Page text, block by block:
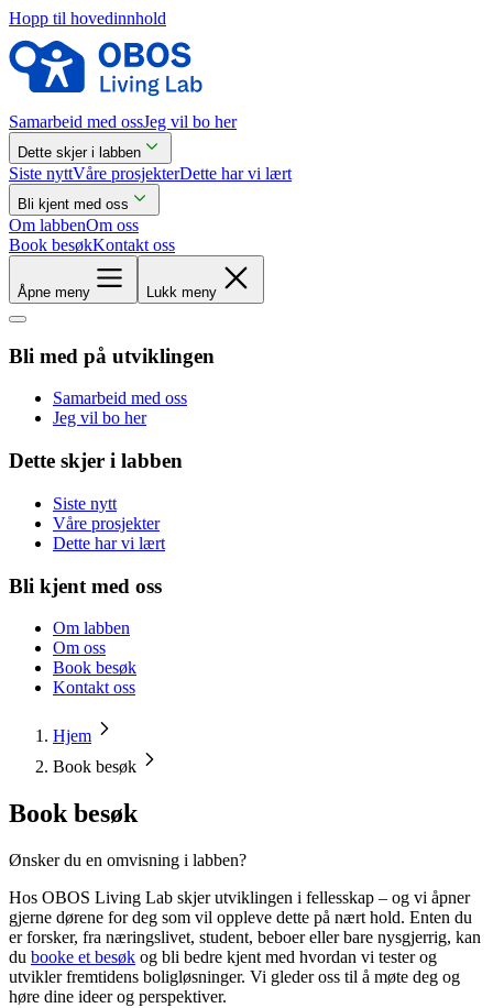
Hopp til hovedinnhold
Samarbeid med ossJeg vil bo her
Dette skjer i labben
Siste nyttVåre prosjekterDette har vi lært
Bli kjent med oss
Om labbenOm oss
Book besøkKontakt oss
Åpne meny Lukk meny
Bli med på utviklingen
Samarbeid med oss
Jeg vil bo her
Dette skjer i labben
Siste nytt
Våre prosjekter
Dette har vi lært
Bli kjent med oss
Om labben
Om oss
Book besøk
Kontakt oss
Hjem
Book besøk
Book besøk
Ønsker du en omvisning i labben?
Hos OBOS Living Lab skjer utviklingen i fellesskap – og vi åpner
gjerne dørene for deg som vil oppleve dette på nært hold. Enten du
er forsker, fra næringslivet, student, beboer eller bare nysgjerrig, kan
du booke et besøk og bli bedre kjent med hvordan vi tester og
utvikler fremtidens boligløsninger. Vi gleder oss til å møte deg og
høre dine ideer og perspektiver.